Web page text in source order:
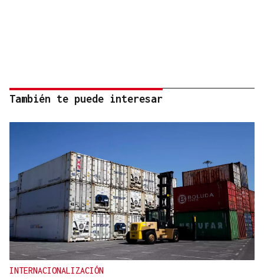
También te puede interesar
INTERNACIONALIZACIÓN